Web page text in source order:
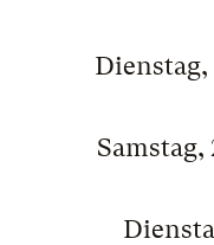
Dienstag,
Samstag,